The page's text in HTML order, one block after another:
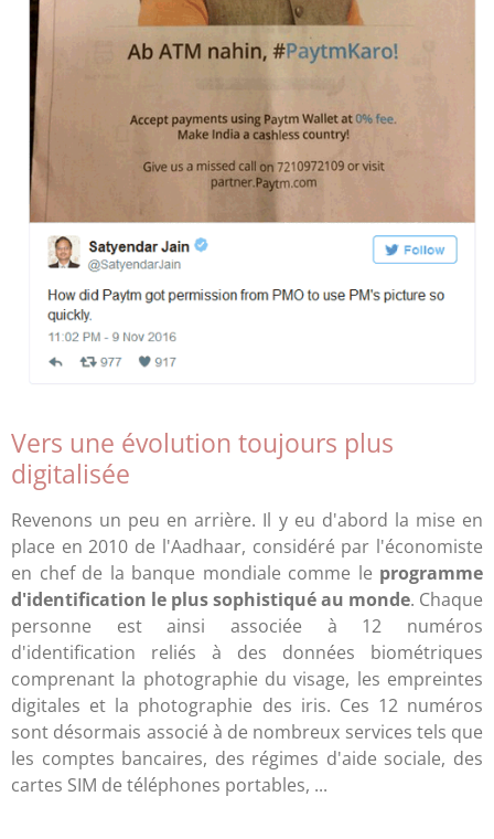
Vers une évolution toujours plus
digitalisée
Revenons un peu en arrière. Il y eu d'abord la mise en
place en 2010 de l'Aadhaar, considéré par l'économiste
en chef de la banque mondiale comme le programme
d'identification le plus sophistiqué au monde. Chaque
personne est ainsi associée à 12 numéros
d'identification reliés à des données biométriques
comprenant la photographie du visage, les empreintes
digitales et la photographie des iris. Ces 12 numéros
sont désormais associé à de nombreux services tels que
les comptes bancaires, des régimes d'aide sociale, des
cartes SIM de téléphones portables, ...